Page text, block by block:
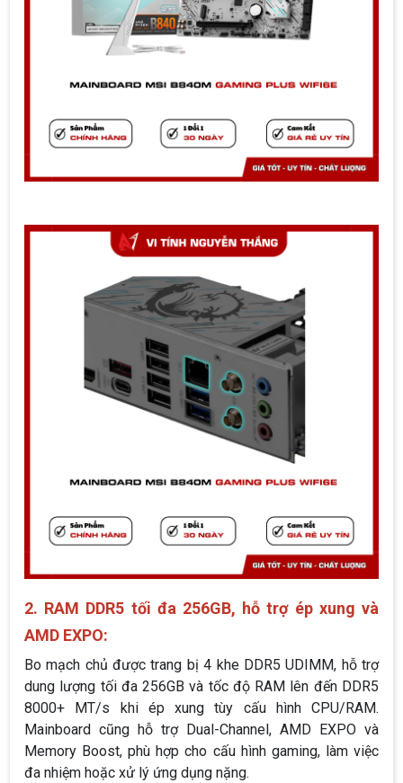
2. RAM DDR5 tối đa 256GB, hỗ trợ ép xung và
AMD EXPO:
Bo mạch chủ được trang bị 4 khe DDR5 UDIMM, hỗ trợ
dung lượng tối đa 256GB và tốc độ RAM lên đến DDR5
8000+ MT/s khi ép xung tùy cấu hình CPU/RAM.
Mainboard cũng hỗ trợ Dual-Channel, AMD EXPO và
Memory Boost, phù hợp cho cấu hình gaming, làm việc
đa nhiệm hoặc xử lý ứng dụng nặng.